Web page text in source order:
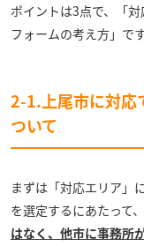
ポイントは3点で、「
フォームの考え方」で
2-1.上尾市に対応
ついて
まずは「対応エリア」
を選定するにあたって、
はなく、他市に事務所